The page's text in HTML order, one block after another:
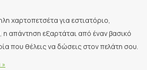
χαρτοπετσέτα για εστιατόριο,
απάντηση εξαρτάται από έναν βασικό
που θέλεις να δώσεις στον πελάτη σου.